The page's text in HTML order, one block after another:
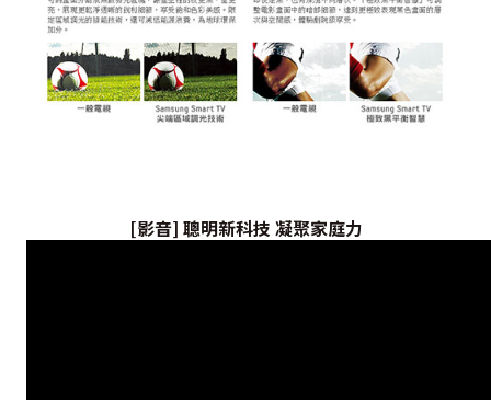
[影音] 聰明新科技 凝聚家庭力